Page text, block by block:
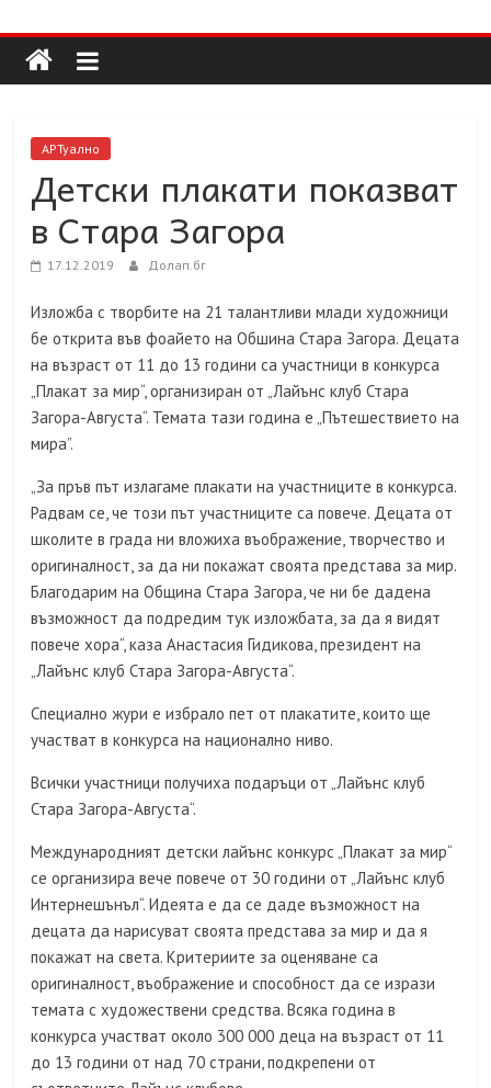
to
content
Долап
БГ
култура|
пътешествия|
мода|
събития|
кухня|
реклама|
минало|
АРТуално
Детски плакати показват
в Стара Загора
17.12.2019 Долап.бг
Изложба с творбите на 21 талантливи млади художници
бе открита във фоайето на Обшина Стара Загора. Децата
на възраст от 11 до 13 години са участници в конкурса
„Плакат за мир“, организиран от „Лайънс клуб Стара
Загора-Августа“. Темата тази година е „Пътешествието на
мира”.
„За пръв път излагаме плакати на участниците в конкурса.
Радвам се, че този път участниците са повече. Децата от
школите в града ни вложиха въображение, творчество и
оригиналност, за да ни покажат своята представа за мир.
Благодарим на Община Стара Загора, че ни бе дадена
възможност да подредим тук изложбата, за да я видят
повече хора“, каза Анастасия Гидикова, президент на
„Лайънс клуб Стара Загора-Августа“.
Специално жури е избрало пет от плакатите, които ще
участват в конкурса на национално ниво.
Всички участници получиха подаръци от „Лайънс клуб
Стара Загора-Августа“.
Международният детски лайънс конкурс „Плакат за мир“
се организира вече повече от 30 години от „Лайънс клуб
Интернешънъл“. Идеята е да се даде възможност на
децата да нарисуват своята представа за мир и да я
покажат на света. Критериите за оценяване са
оригиналност, въображение и способност да се изрази
темата с художествени средства. Всяка година в
конкурса участват около 300 000 деца на възраст от 11
до 13 години от над 70 страни, подкрепени от